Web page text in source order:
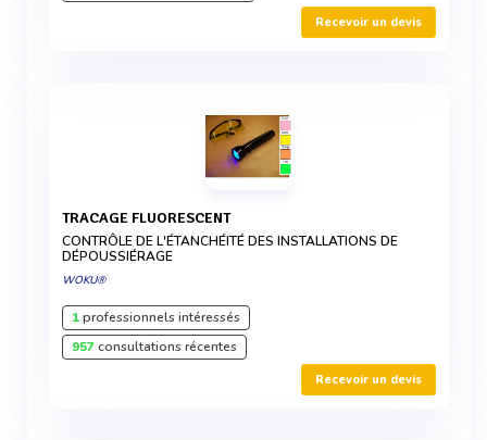
Recevoir un devis
TRACAGE FLUORESCENT
CONTRÔLE DE L'ÉTANCHÉITÉ DES INSTALLATIONS DE
DÉPOUSSIÉRAGE
WOKU®
1professionnels intéressés
957consultations récentes
Recevoir un devis